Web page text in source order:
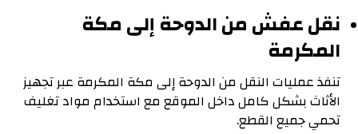
نقل عفش من الدوحة إلى مكة
المكرمة
تنفذ عمليات النقل من الدوحة إلى مكة المكرمة عبر تجهيز
الأثاث بشكل كامل داخل الموقع مع استخدام مواد تغليف
تحمي جميع القطع.